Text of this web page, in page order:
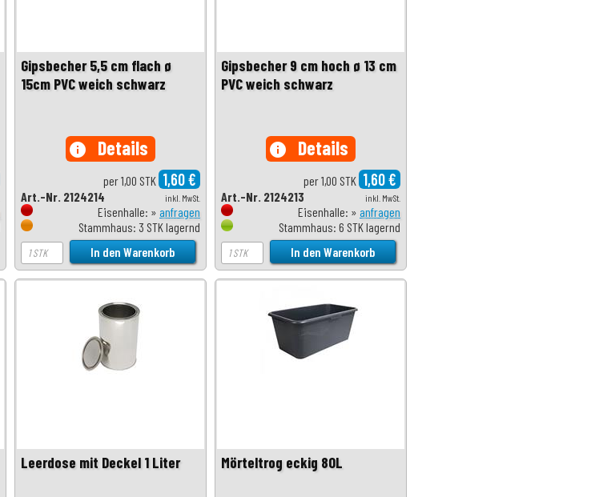
Gipsbecher 5,5 cm flach ø
15cm PVC weich schwarz
info Details
per 1,00 STK 1,60 €
inkl. MwSt.
Art.-Nr. 2124214
Eisenhalle: » anfragen
Stammhaus: 3 STK lagernd
Gipsbecher 9 cm hoch ø 13 cm
PVC weich schwarz
info Details
per 1,00 STK 1,60 €
inkl. MwSt.
Art.-Nr. 2124213
Eisenhalle: » anfragen
Stammhaus: 6 STK lagernd
Leerdose mit Deckel 1 Liter Mörteltrog eckig 80L